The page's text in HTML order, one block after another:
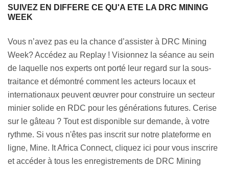
SUIVEZ EN DIFFERE CE QU'A ETE LA DRC MINING
WEEK
Vous n’avez pas eu la chance d’assister à DRC Mining
Week? Accédez au Replay ! Visionnez la séance au sein
de laquelle nos experts ont porté leur regard sur la sous-
traitance et démontré comment les acteurs locaux et
internationaux peuvent œuvrer pour construire un secteur
minier solide en RDC pour les générations futures. Cerise
sur le gâteau ? Tout est disponible sur demande, à votre
rythme. Si vous n'êtes pas inscrit sur notre plateforme en
ligne, Mine. It Africa Connect, cliquez ici pour vous inscrire
et accéder à tous les enregistrements de DRC Mining